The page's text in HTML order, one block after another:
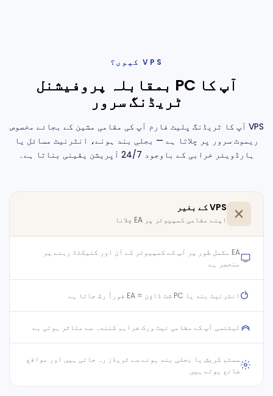
VPS کیوں؟
آپ کا PC بمقابلہ پروفیشنل
ٹریڈنگ سرور
VPS آپ کا ٹریڈنگ پلیٹ فارم آپ کی مقامی مشین کے بجائے مخصوص
ریموٹ سرور پر چلاتا ہے — بجلی بند ہونے، انٹرنیٹ مسائل یا
ہارڈویئر خرابی کے باوجود 24/7 آپریشن یقینی بناتا ہے۔
VPS کے بغیر
اپنے مقامی کمپیوٹر پر EA چلانا
EA مکمل طور پر آپ کے کمپیوٹر کے آن اور کنیکٹڈ رہنے پر
منحصر ہے
انٹرنیٹ بند یا PC شٹ ڈاؤن = EA فوراً رک جاتا ہے
لیٹنسی آپ کے مقامی نیٹ ورک فراہم کنندہ سے متاثر ہوتی ہے
سسٹم کریش یا بجلی بند ہونے سے ٹریڈز رہ جاتی ہیں اور مواقع
ضائع ہوتے ہیں